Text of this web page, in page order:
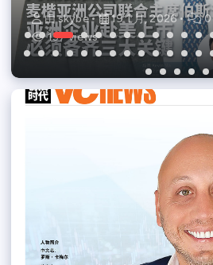
封面人物故事 FRONT COVER STORY
由skybe 6 7 月, 2026 0
由skybe 7 4 月, 2026
0
220 views
由skybe 19 1 月, 2026
0
157 views
由skybe 20 11 月, 2025
365 views
由skybe 22 9 月, 2025
0
126 views
由skybe 11 7 月, 2025
0
119 views
由skybe 23 5 月, 2025
0
342 views
由skybe 19 3 月, 2025
0
213 views
由skybe 13 1 月, 2025
0
315 views
由skybe 13 11 月, 2024
115 views
由skybe 5 9 月, 2024
0
148 views
封面人物故事 FRONT COVER STORY
由skybe 2 7 月, 2024 0
封面人物故事 FRONT COVER STORY
由skybe 6 5 月, 2024 0
由skybe 20 2 月, 2024
143 views
封面人物故事 FRONT COVER STORY
由skybe 2 1 月, 2024 0
由skybe 27 10 月, 2023
114 views
由skybe 17 8 月, 2023
0
163 views
由skybe 27 6 月, 2023
203 views
由mickk_lau 4 4 月, 2023
155 views
由mickk_lau 21 2 月, 2023
99 views
由mickk_lau 11 1 月, 2023
94 views
由mickk_lau 22 9 月, 2022
137 views
由mickk_lau 21 7 月, 2022
225 views
由mickk_lau 15 2 月, 2022
92 views
由mickk_lau 14 9 月, 2021
137 views
由mickk_lau 27 5 月, 2021
129 views
由mickk_lau 29 1 月, 2021
222 views
由mickk_lau 16 11 月, 2020
112 views
由mickk_lau 28 9 月, 2020
824 views
由mickk_lau 24 9 月, 2020
145 views
由mickk_lau 19 2 月, 2020
192 views
由mickk_lau 19 2 月, 2020
123 views
由mickk_lau 19 2 月, 2020
175 views
由mickk_lau 19 2 月, 2020
103 views
由mickk_lau 19 2 月, 2020
261 views
由mickk_lau 19 2 月, 2020
128 views
由mickk_lau 18 2 月, 2020
225 views
由mickk_lau 18 2 月, 2020
226 views
由mickk_lau 18 2 月, 2020
268 views
由mickk_lau 18 2 月, 2020
912 views
由mickk_lau 14 2 月, 2020
113 views
由mickk_lau 14 2 月, 2020
125 views
由mickk_lau 14 2 月, 2020
86 views
由mickk_lau 14 2 月, 2020
196 views
由mickk_lau 14 2 月, 2020
118 views
由mickk_lau 14 2 月, 2020
175 views
由mickk_lau 14 2 月, 2020
158 views
由mickk_lau 14 2 月, 2020
170 views
由mickk_lau 14 2 月, 2020
111 views
由mickk_lau 14 2 月, 2020
225 views
由mickk_lau 14 2 月, 2020
96 views